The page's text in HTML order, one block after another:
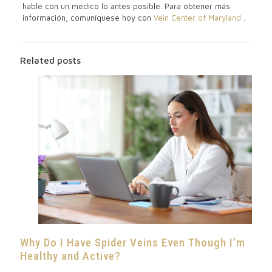
hable con un médico lo antes posible. Para obtener más
información, comuníquese hoy con Vein Center of Maryland
Related posts
Why Do I Have Spider Veins Even Though I’m
Healthy and Active?